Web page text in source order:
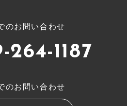
のお問い合わせ
264-1187
のお問い合わせ